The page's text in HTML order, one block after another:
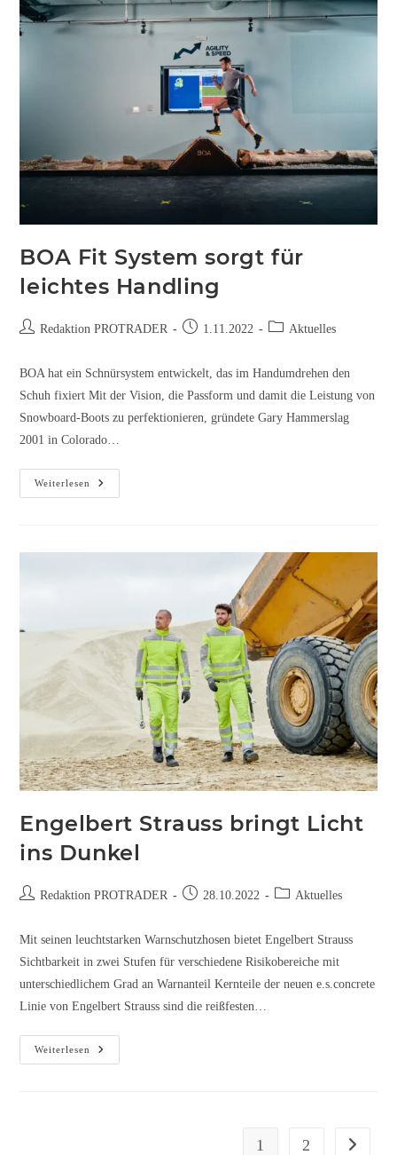
BOA Fit System sorgt für
leichtes Handling
Redaktion PROTRADER 1.11.2022 Aktuelles
BOA hat ein Schnürsystem entwickelt, das im Handumdrehen den
Schuh fixiert Mit der Vision, die Passform und damit die Leistung von
Snowboard-Boots zu perfektionieren, gründete Gary Hammerslag
2001 in Colorado…
Weiterlesen
Engelbert Strauss bringt Licht
ins Dunkel
Redaktion PROTRADER 28.10.2022 Aktuelles
Mit seinen leuchtstarken Warnschutzhosen bietet Engelbert Strauss
Sichtbarkeit in zwei Stufen für verschiedene Risikobereiche mit
unterschiedlichem Grad an Warnanteil Kernteile der neuen e.s.concrete
Linie von Engelbert Strauss sind die reißfesten…
Weiterlesen
1 2